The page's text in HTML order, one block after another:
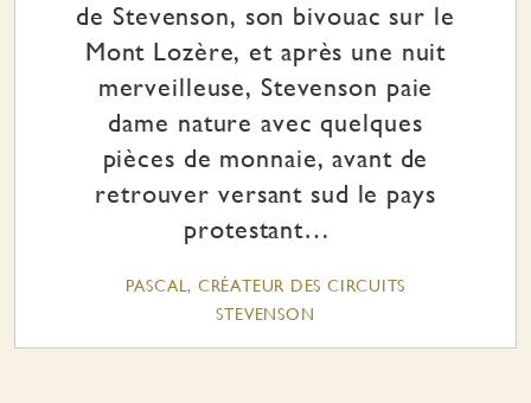
de Stevenson, son bivouac sur le
Mont Lozère, et après une nuit
merveilleuse, Stevenson paie
dame nature avec quelques
pièces de monnaie, avant de
retrouver versant sud le pays
protestant…
PASCAL, CRÉATEUR DES CIRCUITS
STEVENSON